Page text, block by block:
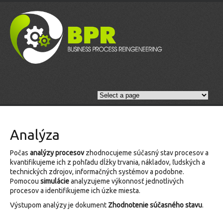
Analýza
Počas analýzy procesovzhodnocujeme súčasný stav procesov a
kvantifikujeme ich z pohľadu dĺžky trvania, nákladov, ľudských a
technických zdrojov, informačných systémov a podobne.
Pomocou simulácieanalyzujeme výkonnosť jednotlivých
procesov a identifikujeme ich úzke miesta.
Výstupom analýzy je dokument Zhodnotenie súčasného stavu.